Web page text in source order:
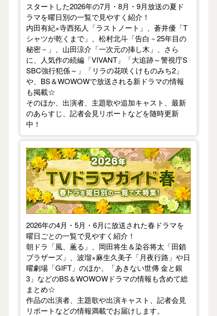
スタートした2026年の7月・8月・9月放送の夏ド
ラマを曜日別の一覧で見やすく紹介！
内田有紀×寺西拓人「ラストノート」、蒼井優「T
シャツが乾くまで」、松村北斗「告白－25年目の
秘密－」、山田涼介「一次元の挿し木」、さら
に、人気作の続編「VIVANT」「大追跡～警視庁S
SBC強行犯係～」「リラの花咲くけものみち2」
や、BS＆WOWOWで放送される新ドラマの情報
も掲載☆
そのほか、出演者、主題歌や追加キャスト、最新
のあらすじ、記者会見リポートなどを随時更新
中！
【2026年春】TVドラマガイド
2026年の4月・5月・6月に放送された春ドラマを
曜日ごとの一覧で見やすく紹介！
朝ドラ「風、薫る」、岡田将生＆染谷将太「田鎖
ブラザーズ」、波瑠×麻生久美子「月夜行路」や日
曜劇場「GIFT」のほか、「あきない世傳 金と銀
3」などのBS＆WOWOWドラマの情報も含めて総
まとめ☆
作品の出演者、主題歌や出演キャスト、記者会見
リポートなどの情報満載でお届けします。